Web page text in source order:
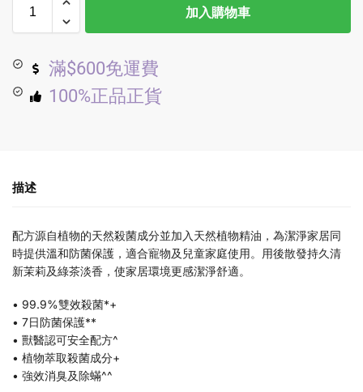
加入購物車
滿$600免運費
100%正品正貨
描述
配方源自植物的天然殺菌成分並加入天然植物精油，為潔淨家居同
時提供溫和防菌保護，適合寵物及兒童家庭使用。用後散發持久清
新茉莉及綠茶淡香，使家居環境更感潔淨舒適。
• 99.9%雙效殺菌*+
• 7日防菌保護**
• 獸醫認可安全配方^
• 植物萃取殺菌成分+
• 強效消臭及除蟎^^